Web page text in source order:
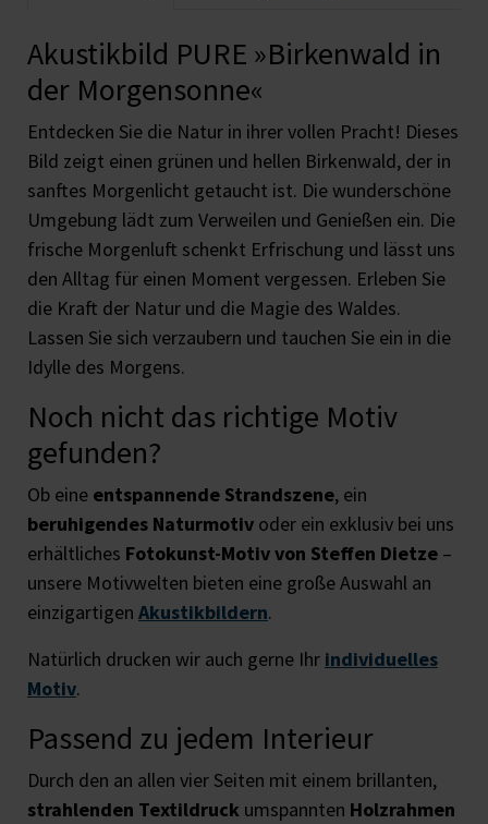
Akustikbild PURE »Birkenwald in
der Morgensonne«
Entdecken Sie die Natur in ihrer vollen Pracht! Dieses
Bild zeigt einen grünen und hellen Birkenwald, der in
sanftes Morgenlicht getaucht ist. Die wunderschöne
Umgebung lädt zum Verweilen und Genießen ein. Die
frische Morgenluft schenkt Erfrischung und lässt uns
den Alltag für einen Moment vergessen. Erleben Sie
die Kraft der Natur und die Magie des Waldes.
Lassen Sie sich verzaubern und tauchen Sie ein in die
Idylle des Morgens.
Noch nicht das richtige Motiv
gefunden?
Ob eine entspannende Strandszene, ein
beruhigendes Naturmotiv oder ein exklusiv bei uns
erhältliches Fotokunst-Motiv von Steffen Dietze –
unsere Motivwelten bieten eine große Auswahl an
einzigartigen Akustikbildern.
Natürlich drucken wir auch gerne Ihr individuelles
Motiv.
Passend zu jedem Interieur
Durch den an allen vier Seiten mit einem brillanten,
strahlenden Textildruck umspannten Holzrahmen